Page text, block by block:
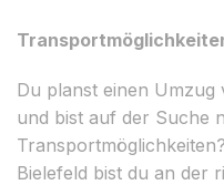
Du planst einen Umzug
und bist auf der Suche
Bielefeld bist du an der